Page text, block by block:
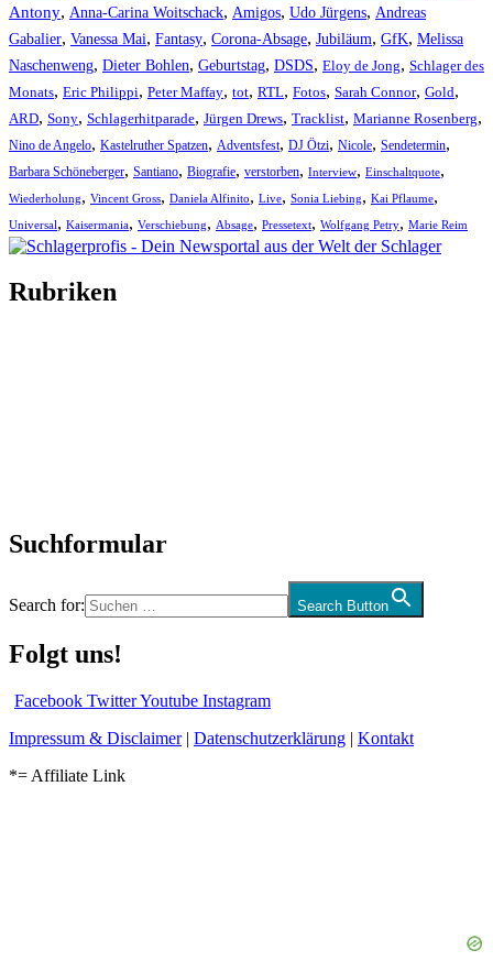
Antony, Anna-Carina Woitschack, Amigos, Udo Jürgens, Andreas
Gabalier, Vanessa Mai, Fantasy, Corona-Absage, Jubiläum, GfK, Melissa
Naschenweng, Dieter Bohlen, Geburtstag, DSDS, Eloy de Jong, Schlager des
Monats, Eric Philippi, Peter Maffay, tot, RTL, Fotos, Sarah Connor, Gold,
ARD, Sony, Schlagerhitparade, Jürgen Drews, Tracklist, Marianne Rosenberg,
Nino de Angelo, Kastelruther Spatzen, Adventsfest, DJ Ötzi, Nicole, Sendetermin,
Barbara Schöneberger, Santiano, Biografie, verstorben, Interview, Einschaltquote,
Wiederholung, Vincent Gross, Daniela Alfinito, Live, Sonia Liebing, Kai Pflaume,
Universal, Kaisermania, Verschiebung, Absage, Pressetext, Wolfgang Petry, Marie Reim
Rubriken
Suchformular
Search for: Search Button
Folgt uns!
Facebook TwitterYoutube Instagram
Impressum & Disclaimer| Datenschutzerklärung | Kontakt
*= Affiliate Link